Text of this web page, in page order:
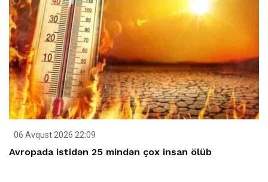
06 Avqust 2026 22:09
Avropada istidən 25 mindən çox insan ölüb